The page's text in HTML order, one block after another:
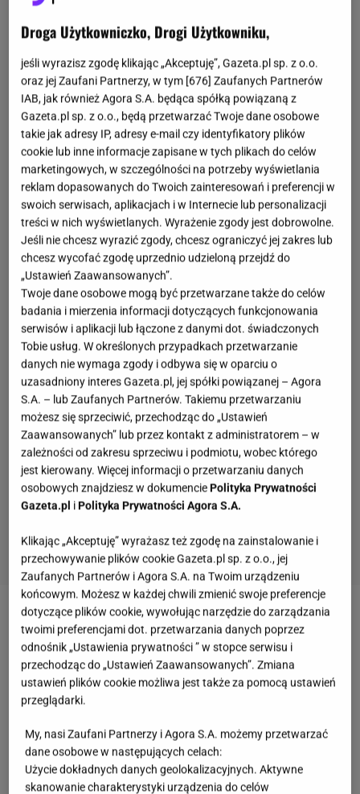
Zobacz wideoPolaku! W jakim mieście chciałbyś
żyć?
Dlaczego Pstrąże jest opuszczone? Tajemnicza
Pstrąże, znane również jakoStrachów
wieś w województwie dolnośląskim , w powiecie
Droga Użytkowniczko, Drogi Użytkowniku,
jeśli wyrazisz zgodę klikając „Akceptuję”, Gazeta.pl sp. z o.o.
oraz jej Zaufani Partnerzy, w tym [676] Zaufanych Partnerów
IAB, jak również Agora S.A. będąca spółką powiązaną z
Gazeta.pl sp. z o.o., będą przetwarzać Twoje dane osobowe
takie jak adresy IP, adresy e-mail czy identyfikatory plików
cookie lub inne informacje zapisane w tych plikach do celów
marketingowych, w szczególności na potrzeby wyświetlania
reklam dopasowanych do Twoich zainteresowań i preferencji w
swoich serwisach, aplikacjach i w Internecie lub personalizacji
treści w nich wyświetlanych. Wyrażenie zgody jest dobrowolne.
Jeśli nie chcesz wyrazić zgody, chcesz ograniczyć jej zakres lub
chcesz wycofać zgodę uprzednio udzieloną przejdź do
„Ustawień Zaawansowanych”.
Twoje dane osobowe mogą być przetwarzane także do celów
badania i mierzenia informacji dotyczących funkcjonowania
serwisów i aplikacji lub łączone z danymi dot. świadczonych
Tobie usług. W określonych przypadkach przetwarzanie
danych nie wymaga zgody i odbywa się w oparciu o
uzasadniony interes Gazeta.pl, jej spółki powiązanej – Agora
S.A. – lub Zaufanych Partnerów. Takiemu przetwarzaniu
możesz się sprzeciwić, przechodząc do „Ustawień
Zaawansowanych” lub przez kontakt z administratorem – w
zależności od zakresu sprzeciwu i podmiotu, wobec którego
jest kierowany. Więcej informacji o przetwarzaniu danych
osobowych znajdziesz w dokumencie Polityka Prywatności
Gazeta.pl i Polityka Prywatności Agora S.A.
Klikając „Akceptuję” wyrażasz też zgodę na zainstalowanie i
przechowywanie plików cookie Gazeta.pl sp. z o.o., jej
Zaufanych Partnerów i Agora S.A. na Twoim urządzeniu
końcowym. Możesz w każdej chwili zmienić swoje preferencje
dotyczące plików cookie, wywołując narzędzie do zarządzania
twoimi preferencjami dot. przetwarzania danych poprzez
odnośnik „Ustawienia prywatności ” w stopce serwisu i
przechodząc do „Ustawień Zaawansowanych”. Zmiana
ustawień plików cookie możliwa jest także za pomocą ustawień
przeglądarki.
My, nasi Zaufani Partnerzy i Agora S.A. możemy przetwarzać
dane osobowe w następujących celach:
Użycie dokładnych danych geolokalizacyjnych. Aktywne
skanowanie charakterystyki urządzenia do celów